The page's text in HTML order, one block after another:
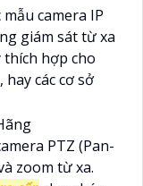
mẫu camera IP
giám sát từ xa
thích hợp cho
các cơ sở
PTZ (Pan-
zoom từ xa.